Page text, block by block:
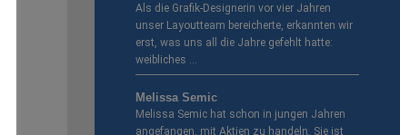
Als die Grafik-Designerin vor vier Jahren
unser Layoutteam bereicherte, erkannten wir
erst, was uns all die Jahre gefehlt hatte:
weibliches …
Melissa Semic
Melissa Semic hat schon in jungen Jahren
angefangen, mit Aktien zu handeln. Sie ist